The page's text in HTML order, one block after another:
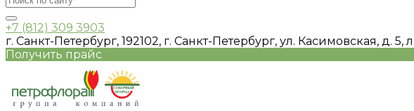
+7 (812) 309 3903
г. Санкт-Петербург, 192102, г. Санкт-Петербург, ул. Касимовская, д. 5,
Получить прайс